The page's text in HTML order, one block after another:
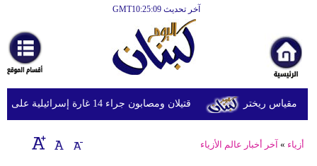
آخر تحديث GMT10:25:09
أخبارعاجلة
رياضة
ثقافة
إقتصاد
قتيلان ومصابون جراء 14 غارة إسرائيلية على شرق وجنوب لبنان
أزياء » آخر أخبار عالم الأزياء